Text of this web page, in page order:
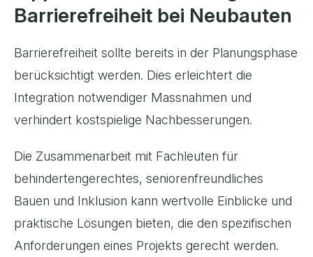
Barrierefreiheit bei Neubauten
Barrierefreiheit sollte bereits in der Planungsphase
berücksichtigt werden. Dies erleichtert die
Integration notwendiger Massnahmen und
verhindert kostspielige Nachbesserungen.
Die Zusammenarbeit mit Fachleuten für
behindertengerechtes, seniorenfreundliches
Bauen und Inklusion kann wertvolle Einblicke und
praktische Lösungen bieten, die den spezifischen
Anforderungen eines Projekts gerecht werden.